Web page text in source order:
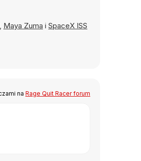
, Maya Zuma i SpaceX ISS
na Rage Quit Racer forum